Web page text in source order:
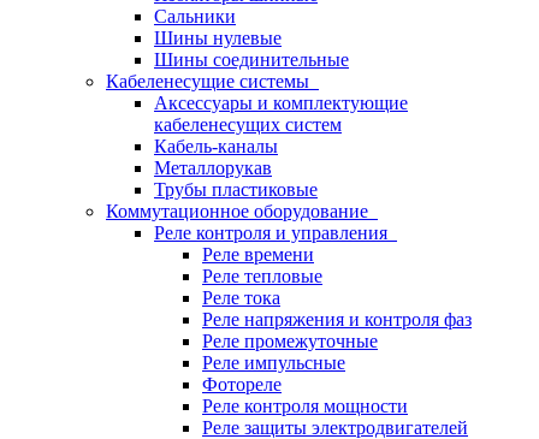
Сальники
Шины нулевые
Шины соединительные
Кабеленесущие системы
Аксессуары и комплектующие
кабеленесущих систем
Кабель-каналы
Металлорукав
Трубы пластиковые
Коммутационное оборудование
Реле контроля и управления
Реле времени
Реле тепловые
Реле тока
Реле напряжения и контроля фаз
Реле промежуточные
Реле импульсные
Фотореле
Реле контроля мощности
Реле защиты электродвигателей